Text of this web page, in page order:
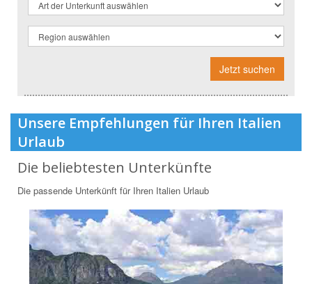
Jetzt suchen
Unsere Empfehlungen für Ihren Italien
Urlaub
Die beliebtesten Unterkünfte
Die passende Unterkünft für Ihren Italien Urlaub